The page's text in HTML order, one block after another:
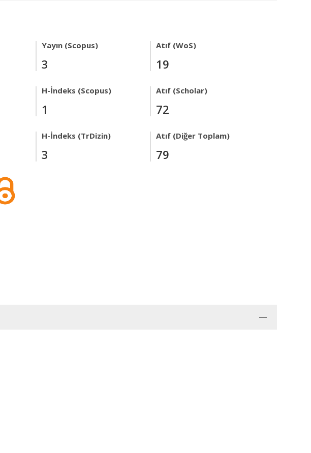
Yayın (Scopus)
3
Atıf (WoS)
19
H-İndeks (Scopus)
1
Atıf (Scholar)
72
H-İndeks (TrDizin)
3
Atıf (Diğer Toplam)
79